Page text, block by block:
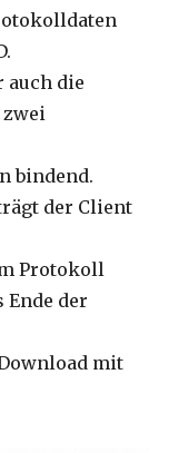
auch die
bindend.
der Client
Protokoll
der
mit